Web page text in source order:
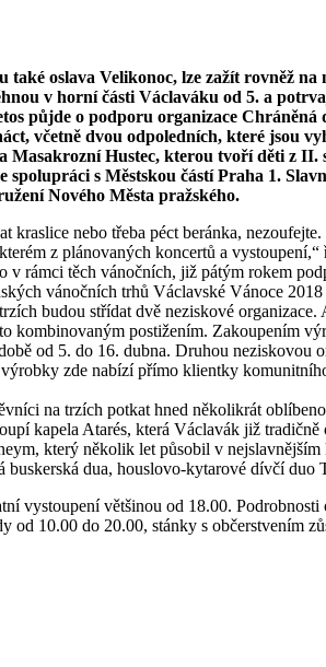
oslava Velikonoc, lze zažít rovněž
v horní části Václaváku od 5. a
půjde o podporu organizace
včetně dvou odpoledních, které jsou
Masakrozní Hustec, kterou tvoří děti z
spolupráci s Městskou částí Praha 1.
Nového Města pražského.
kraslice nebo třeba péct beránka,
z plánovaných koncertů a
v rámci těch vánočních, již pátým rokem
vánočních trhů Václavské Vánoce
budou střídat dvě neziskové
kombinovaným postižením. Zakoupením
od 5. do 16. dubna. Druhou
zde nabízí přímo klientky
na trzích potkat hned několikrát
kapela Atarés, která Václavák již
který několik let působil v
dua, houslovo-kytarové dívčí duo
vystoupení většinou od 18.00.
od 10.00 do 20.00, stánky s občerstvením